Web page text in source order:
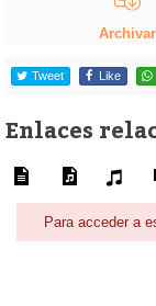
Archivar
Tweet Like
Enlaces
Para acceder a